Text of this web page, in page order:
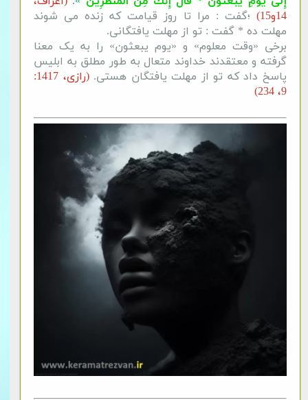
14و15)
؛گفت : مرا تا روز قیامت که زنده می شوند
مهلت ده * گفت : تو از مهلت یافتگانی.
برخی «وقت معلوم» و «یوم یبعثون» را به یک معنا
گرفته و معتقدند خداوند متعال به طور مطلق به ابلیس
پاسخ داد که تو از مهلت یافتگان هستی.
(رازی، 1417:
9، 234)